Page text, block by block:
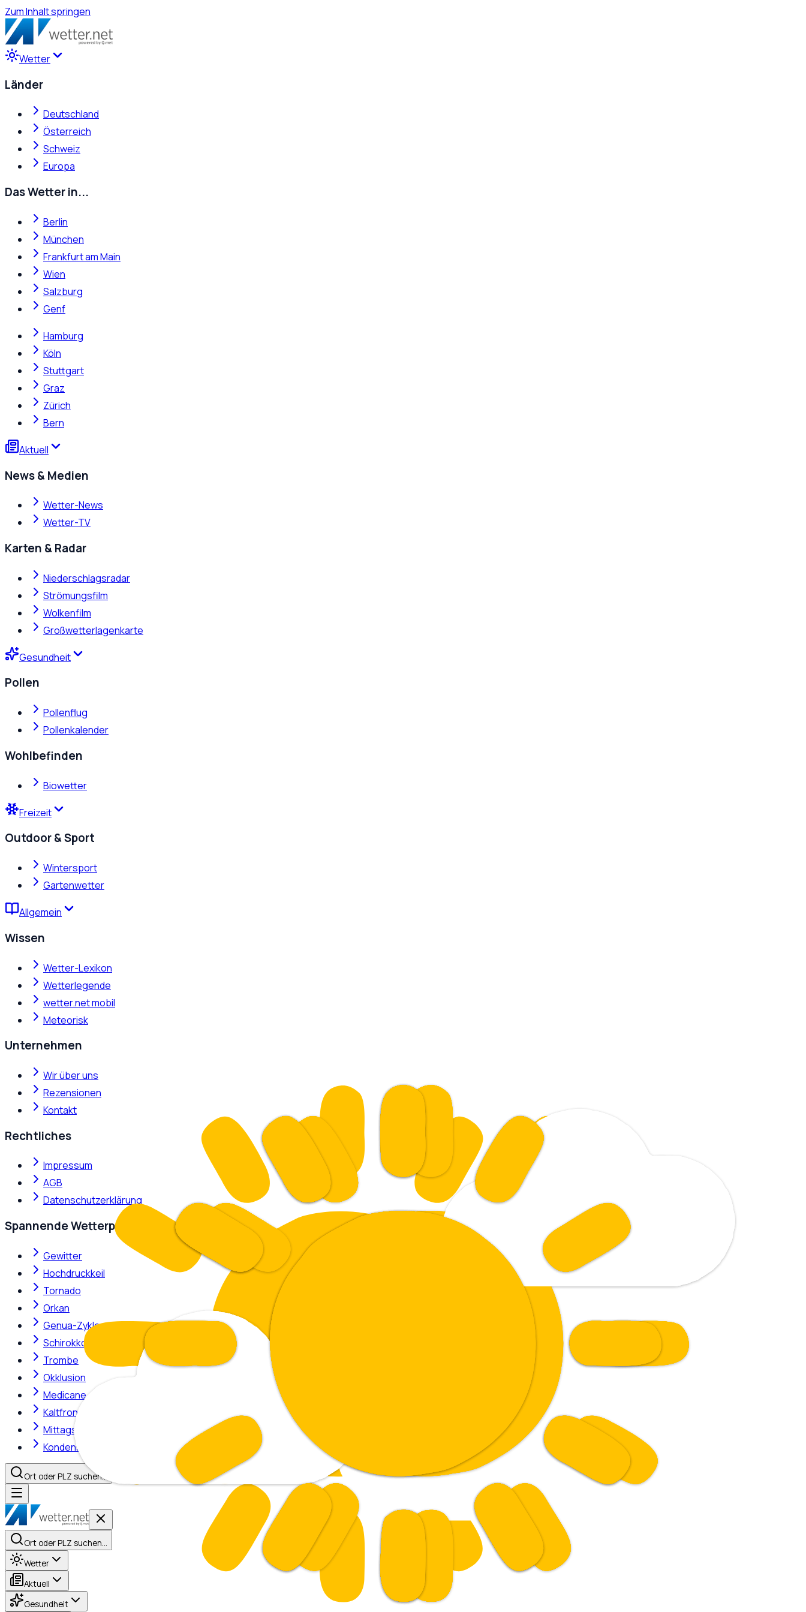
Zum Inhalt springen
Wetter
Länder
Deutschland
Österreich
Schweiz
Europa
Das Wetter in...
Berlin
München
Frankfurt am Main
Wien
Salzburg
Genf
Hamburg
Köln
Stuttgart
Graz
Zürich
Bern
Aktuell
News & Medien
Wetter-News
Wetter-TV
Karten & Radar
Niederschlagsradar
Strömungsfilm
Wolkenfilm
Großwetterlagenkarte
Gesundheit
Pollen
Pollenflug
Pollenkalender
Wohlbefinden
Biowetter
Freizeit
Outdoor & Sport
Wintersport
Gartenwetter
Allgemein
Wissen
Wetter-Lexikon
Wetterlegende
wetter.net mobil
Meteorisk
Unternehmen
Wir über uns
Rezensionen
Kontakt
Rechtliches
Impressum
AGB
Datenschutzerklärung
Spannende Wetterphänomene
Gewitter
Hochdruckkeil
Tornado
Orkan
Genua-Zyklone
Schirokko
Trombe
Okklusion
Medicane
Kaltfront
Mittagshitze
Kondensstreifen
Ort oder PLZ suchen…
Ort oder PLZ suchen…
Wetter
Aktuell
Gesundheit